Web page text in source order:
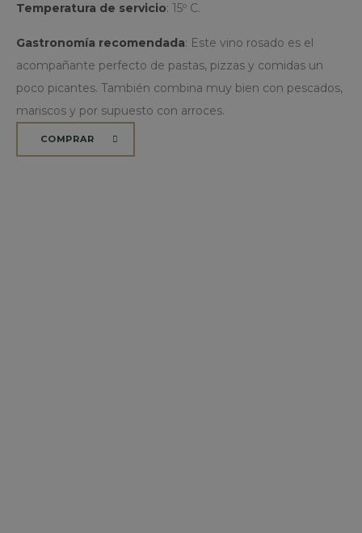
Temperatura de servicio: 15º C.
Gastronomía recomendada: Este vino rosado es el
acompañante perfecto de pastas, pizzas y comidas un
poco picantes. También combina muy bien con pescados,
mariscos y por supuesto con arroces.
COMPRAR